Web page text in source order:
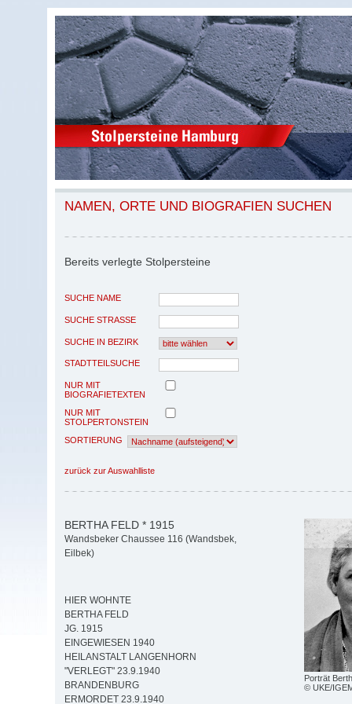
NAMEN, ORTE UND BIOGRAFIEN SUCHEN
Bereits verlegte Stolpersteine
SUCHE NAME
SUCHE STRASSE
SUCHE IN BEZIRK
STADTTEILSUCHE
NUR MIT
BIOGRAFIETEXTEN
NUR MIT
STOLPERTONSTEIN
SORTIERUNG
zurück zur Auswahlliste
Porträt
© UKE/
BERTHA FELD * 1915
Wandsbeker Chaussee 116 (Wandsbek,
Eilbek)
HIER WOHNTE
BERTHA FELD
JG. 1915
EINGEWIESEN 1940
HEILANSTALT LANGENHORN
"VERLEGT" 23.9.1940
BRANDENBURG
ERMORDET 23.9.1940